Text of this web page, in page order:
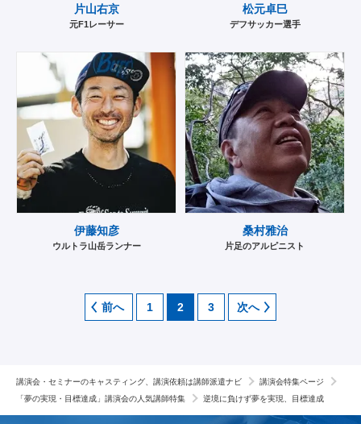
片山右京
元F1レーサー
松元卓巳
デフサッカー選手
伊藤知彦
ウルトラ山岳ランナー
桑村雅治
片足のアルピニスト
前へ 1 2 3 次へ
講演会・セミナーのキャスティング、講演依頼は講師派遣ナビ
講演会特集ページ
「夢の実現・目標達成」講演会の人気講師特集
逆境に負けず夢を実現、目標達成